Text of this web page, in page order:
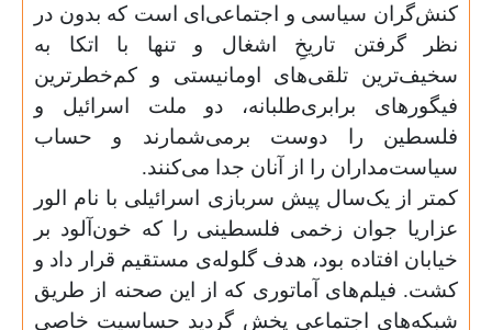
کنش‌گران سیاسی و اجتماعی‌ای است که بدون در
نظر گرفتن تاریخِ اشغال و تنها با اتکا به
سخیف‌ترین تلقی‌های اومانیستی و کم‌خطرترین
فیگورهای برابری‌طلبانه، دو ملت اسرائیل و
فلسطین را دوست برمی‌شمارند و حساب
سیاست‌مداران را از آنان جدا می‌کنند.
کمتر از یک‌سال پیش سربازی اسرائیلی با نام الور
عزاریا جوان زخمی فلسطینی را که خون‌آلود بر
خیابان افتاده بود،‌ هدف گلوله‌ی مستقیم قرار داد و
کشت.‌ فیلم‌های آماتوری که از این صحنه از طریق
شبکه‌های اجتماعی پخش گردید حساسیت خاصی